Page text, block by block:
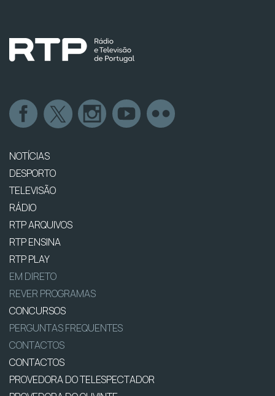
NOTÍCIAS
DESPORTO
TELEVISÃO
RÁDIO
RTP ARQUIVOS
RTP ENSINA
RTP PLAY
EM DIRETO
REVER PROGRAMAS
CONCURSOS
PERGUNTAS FREQUENTES
CONTACTOS
CONTACTOS
PROVEDORA DO TELESPECTADOR